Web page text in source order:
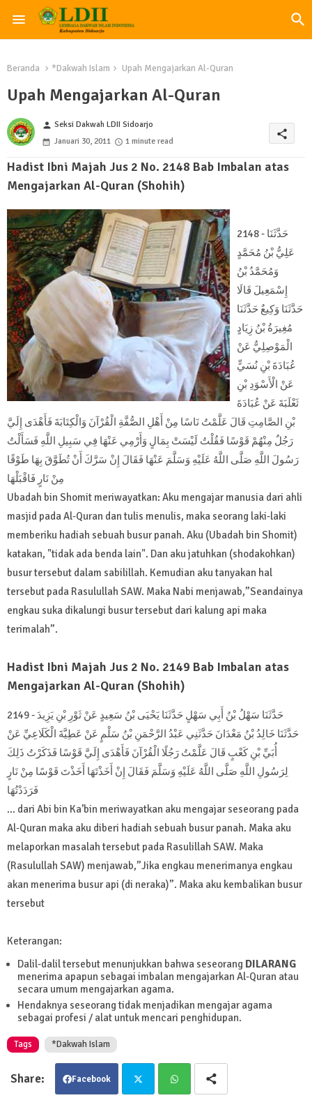
Beranda *Dakwah Islam Upah Mengajarkan Al-Quran
Upah Mengajarkan Al-Quran
person Seksi Dakwah LDII Sidoarjo
Januari 30, 2011
1 minute read
share
Hadist Ibni Majah Jus 2 No. 2148 Bab Imbalan atas
Mengajarkan Al-Quran (Shohih)
2148 - حَدَّثَنَا
عَلِيُّ بْنُ مُحَمَّدٍ
وَمُحَمَّدُ بْنُ
إِسْمَعِيلَ قَالَا
حَدَّثَنَا وَكِيعٌ حَدَّثَنَا
مُغِيرَةُ بْنُ زِيَادٍ
الْمَوْصِلِيُّ عَنْ
عُبَادَةَ بْنِ نُسَيٍّ
عَنْ الْأَسْوَدِ بْنِ
ثَعْلَبَةَ عَنْ عُبَادَةَ
بْنِ الصَّامِتِ قَالَ عَلَّمْتُ نَاسًا مِنْ أَهْلِ الصُّفَّةِ الْقُرْآنَ وَالْكِتَابَةَ فَأَهْدَى إِلَيَّ
رَجُلٌ مِنْهُمْ قَوْسًا فَقُلْتُ لَيْسَتْ بِمَالٍ وَأَرْمِي عَنْهَا فِي سَبِيلِ اللَّهِ فَسَأَلْتُ
رَسُولَ اللَّهِ صَلَّى اللَّهُ عَلَيْهِ وَسَلَّمَ عَنْهَا فَقَالَ إِنْ سَرَّكَ أَنْ تُطَوَّقَ بِهَا طَوْقًا
مِنْ نَارٍ فَاقْبَلْهَا
Ubadah bin Shomit meriwayatkan: Aku mengajar manusia dari ahli
masjid pada Al-Quran dan tulis menulis, maka seorang laki-laki
memberiku hadiah sebuah busur panah. Aku (Ubadah bin Shomit)
katakan, "tidak ada benda lain". Dan aku jatuhkan (shodakohkan)
busur tersebut dalam sabilillah. Kemudian aku tanyakan hal
tersebut pada Rasulullah SAW. Maka Nabi menjawab,”Seandainya
engkau suka dikalungi busur tersebut dari kalung api maka
terimalah”.
Hadist Ibni Majah Jus 2 No. 2149 Bab Imbalan atas
Mengajarkan Al-Quran (Shohih)
2149 - حَدَّثَنَا سَهْلُ بْنُ أَبِي سَهْلٍ حَدَّثَنَا يَحْيَى بْنُ سَعِيدٍ عَنْ ثَوْرِ بْنِ يَزِيدَ
حَدَّثَنَا خَالِدُ بْنُ مَعْدَانَ حَدَّثَنِي عَبْدُ الرَّحْمَنِ بْنُ سَلْمٍ عَنْ عَطِيَّةَ الْكَلَاعِيِّ عَنْ
أُبَيِّ بْنِ كَعْبٍ قَالَ عَلَّمْتُ رَجُلًا الْقُرْآنَ فَأَهْدَى إِلَيَّ قَوْسًا فَذَكَرْتُ ذَلِكَ
لِرَسُولِ اللَّهِ صَلَّى اللَّهُ عَلَيْهِ وَسَلَّمَ فَقَالَ إِنْ أَخَذْتَهَا أَخَذْتَ قَوْسًا مِنْ نَارٍ
فَرَدَدْتُهَا
… dari Abi bin Ka’bin meriwayatkan aku mengajar seseorang pada
Al-Quran maka aku diberi hadiah sebuah busur panah. Maka aku
melaporkan masalah tersebut pada Rasulillah SAW. Maka
(Rasulullah SAW) menjawab,”Jika engkau menerimanya engkau
akan menerima busur api (di neraka)”. Maka aku kembalikan busur
tersebut
Keterangan:
Dalil-dalil tersebut menunjukkan bahwa seseorang DILARANG
menerima apapun sebagai imbalan mengajarkan Al-Quran atau
secara umum mengajarkan agama.
Hendaknya seseorang tidak menjadikan mengajar agama
sebagai profesi / alat untuk mencari penghidupan.
Tags *Dakwah Islam
Facebook